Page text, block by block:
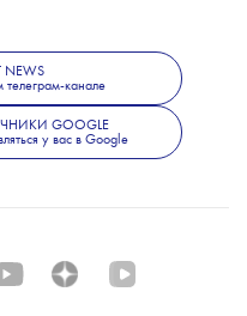
актер.
фильма станет
NEWS
телеграм-канале
GOOGLE
у вас в Google